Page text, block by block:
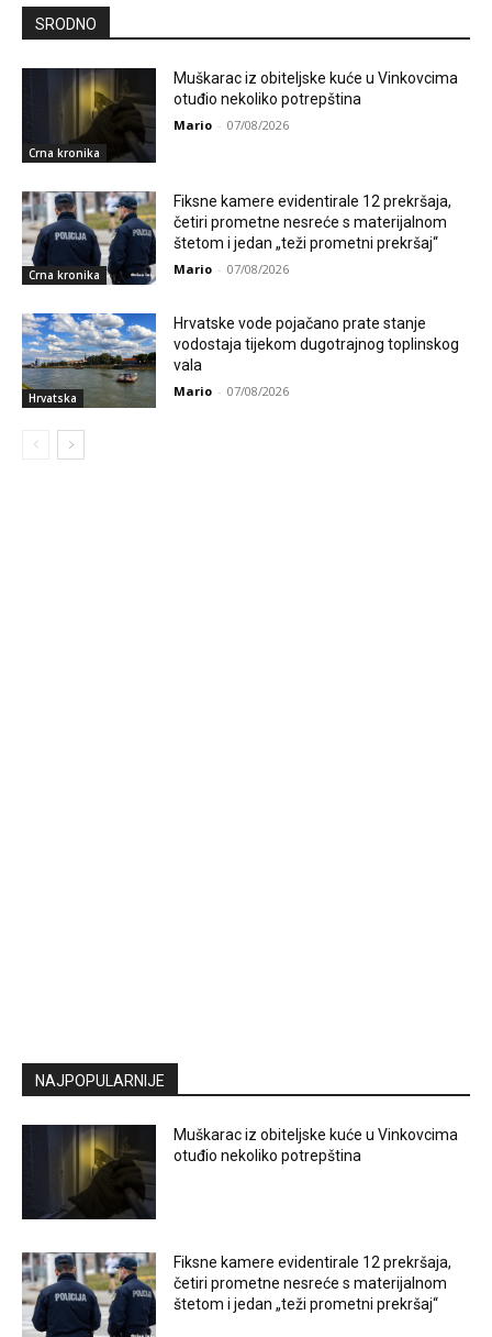
SRODNO
Crna kronika
Muškarac iz obiteljske kuće u Vinkovcima
otuđio nekoliko potrepština
Mario - 07/08/2026
Crna kronika
Fiksne kamere evidentirale 12 prekršaja,
četiri prometne nesreće s materijalnom
štetom i jedan „teži prometni prekršaj“
Mario - 07/08/2026
Hrvatska
Hrvatske vode pojačano prate stanje
vodostaja tijekom dugotrajnog toplinskog
vala
Mario - 07/08/2026
NAJPOPULARNIJE
Muškarac iz obiteljske kuće u Vinkovcima
otuđio nekoliko potrepština
Fiksne kamere evidentirale 12 prekršaja,
četiri prometne nesreće s materijalnom
štetom i jedan „teži prometni prekršaj“